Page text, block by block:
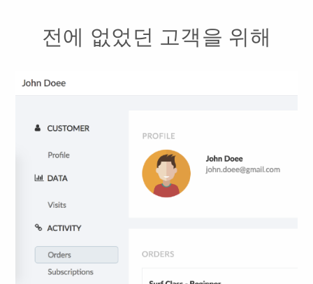
전에 없었던 고객을 위해